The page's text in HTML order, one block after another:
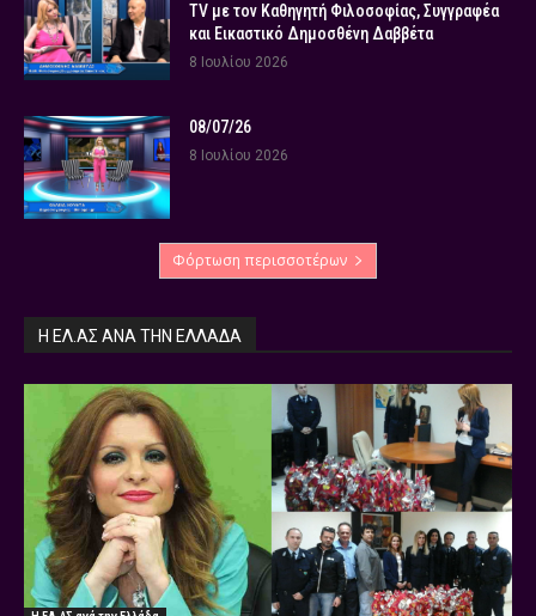
TV με τον Καθηγητή Φιλοσοφίας, Συγγραφέα
και Εικαστικό Δημοσθένη Δαββέτα
8 Ιουλίου 2026
08/07/26
8 Ιουλίου 2026
Φόρτωση περισσοτέρων
Η ΕΛ.ΑΣ ΑΝΆ ΤΗΝ ΕΛΛΆΔΑ